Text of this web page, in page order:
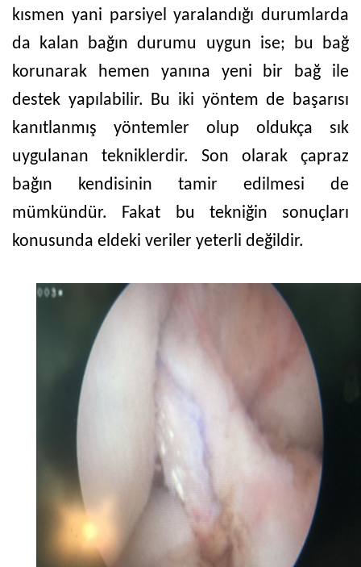
kısmen yani parsiyel yaralandığı durumlarda
da kalan bağın durumu uygun ise; bu bağ
korunarak hemen yanına yeni bir bağ ile
destek yapılabilir. Bu iki yöntem de başarısı
kanıtlanmış yöntemler olup oldukça sık
uygulanan tekniklerdir. Son olarak çapraz
bağın kendisinin tamir edilmesi de
mümkündür. Fakat bu tekniğin sonuçları
konusunda eldeki veriler yeterli değildir.